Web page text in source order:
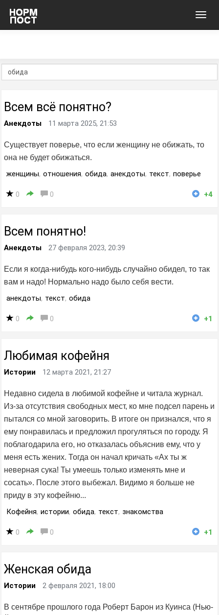
Всем всё понятно?
Анекдоты 11 марта 2025, 21:53
Существует поверье, что если женщину не обижать, то
она не будет обижаться.
женщины, отношения, обида, анекдоты, текст, поверье
0 0 +4
Всем понятно!
Анекдоты 27 февраля 2023, 20:39
Если я когда-нибудь кого-нибудь случайно обидел, то так
вам и надо! Нормально надо было себя вести.
анекдоты, текст, обида
0 0 +1
Любимая кофейня
Истории 12 марта 2021, 21:27
Недавно сидела в любимой кофейне и читала журнал.
Из-за отсутствия свободных мест, ко мне подсел парень и
пытался со мной заговорить. В итоге он признался, что я
ему понравилась и предложил прогуляться по городу. Я
поблагодарила его, но отказалась объяснив ему, что у
меня есть жених. Тогда он начал кричать «Ах ты ж
неверная сука! Ты умеешь только изменять мне и
сосать». После этого выбежал. Видимо я больше не
приду в эту кофейню...
Кофейня, истории, обида, текст, знакомства
0 0 +1
Женская обида
Истории 2 февраля 2021, 18:00
В сентябре прошлого года Роберт Барон из Куинса (Нью-